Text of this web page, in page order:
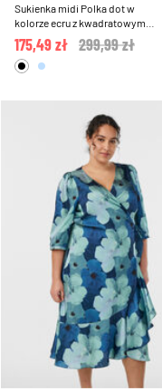
Sukienka midi Polka dot w
kolorze ecru z kwadratowym
dekoltem
Price reduced
299,99 zł
175,49 zł